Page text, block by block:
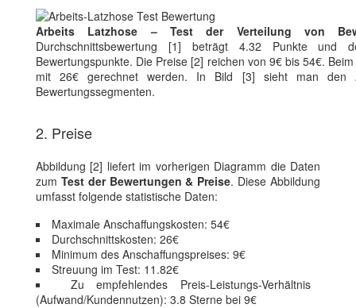
Arbeits Latzhose – Test der Verteilung von
Durchschnittsbewertung [1] beträgt 4.32 Punkte
Bewertungspunkte. Die Preise [2] reichen von 9€ bis 54€.
mit 26€ gerechnet werden. In Bild [3] sieht man den
Bewertungssegmenten.
2. Preise
Abbildung [2] liefert im vorherigen Diagramm die Daten
zum Test der Bewertungen & Preise. Diese Abbildung
umfasst folgende statistische Daten:
Maximale Anschaffungskosten: 54€
Durchschnittskosten: 26€
Minimum des Anschaffungspreises: 9€
Streuung im Test: 11.82€
Zu empfehlendes Preis-Leistungs-Verhältnis
(Aufwand/Kundennutzen): 3.8 Sterne bei 9€